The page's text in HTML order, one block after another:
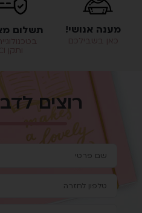
מענה אנושי! תשלום
רוצים